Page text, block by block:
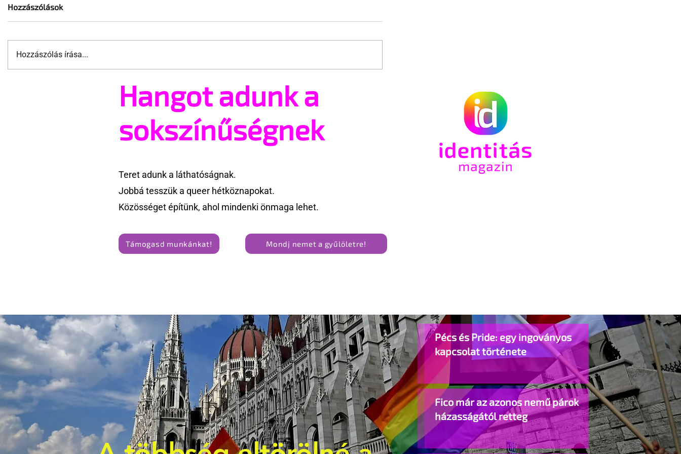
Hosszú sapkás srácok
Hozzászólások
Hozzászólás írása...
Hangot adunk a
sokszínűségnek
Teret adunk a láthatóságnak.
Jobbá tesszük a queer hétköznapokat.
Közösséget építünk, ahol mindenki önmaga lehet.
Támogasd munkánkat! Mondj nemet a gyűlöletre!
Pécs és Pride: egy ingoványos
kapcsolat története
Fico már az azonos nemű párok
házasságától retteg